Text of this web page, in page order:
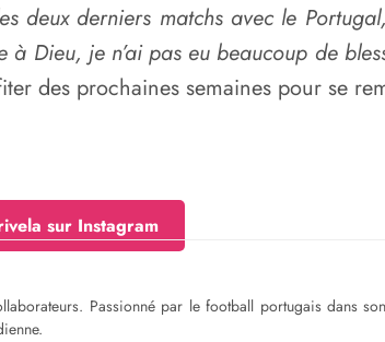
deux derniers matchs avec le
Dieu, je n’ai pas eu beaucoup de
des prochaines semaines pour se
sur Instagram
Passionné par le football portugais dans